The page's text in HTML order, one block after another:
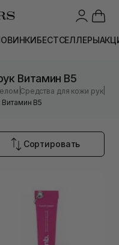
БЕСТСЕЛЛЕРЫ
Витамин B5
|Средства для кожи рук|
B5
Сортировать